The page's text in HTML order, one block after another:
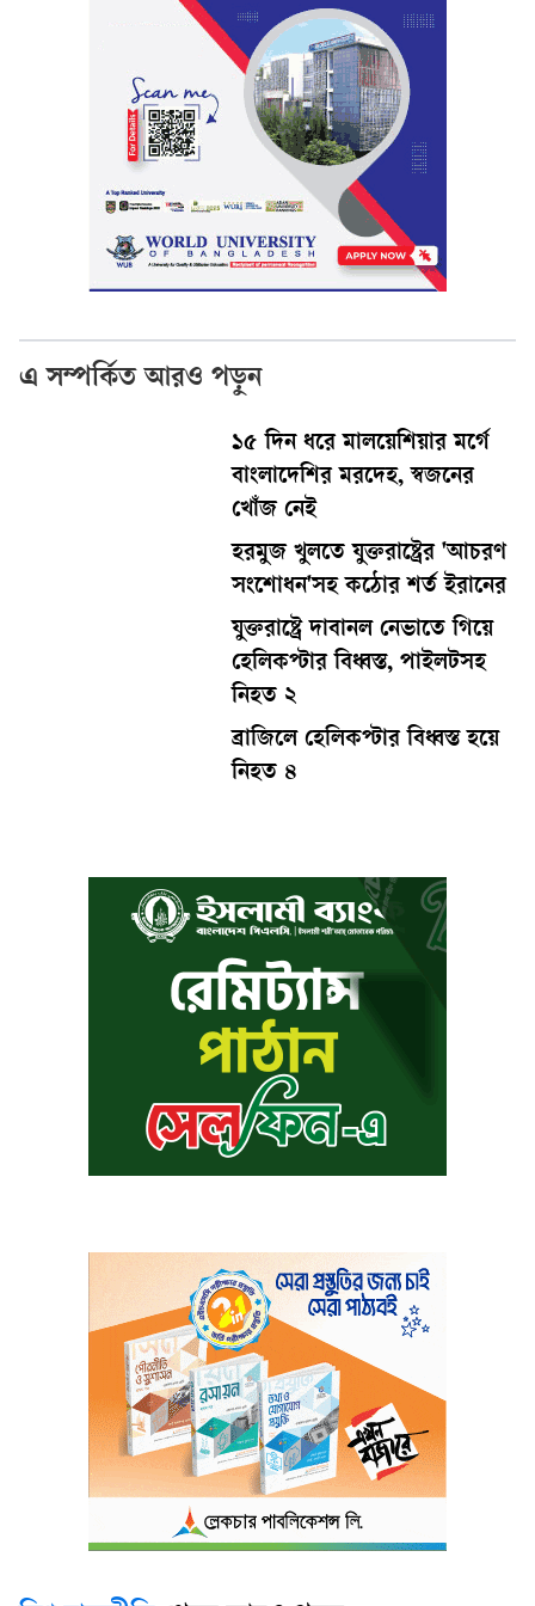
এ সম্পর্কিত আরও পড়ুন
১৫ দিন ধরে মালয়েশিয়ার মর্গে
বাংলাদেশির মরদেহ, স্বজনের
খোঁজ নেই
হরমুজ খুলতে যুক্তরাষ্ট্রের 'আচরণ
সংশোধন'সহ কঠোর শর্ত ইরানের
যুক্তরাষ্ট্রে দাবানল নেভাতে গিয়ে
হেলিকপ্টার বিধ্বস্ত, পাইলটসহ
নিহত ২
ব্রাজিলে হেলিকপ্টার বিধ্বস্ত হয়ে
নিহত ৪